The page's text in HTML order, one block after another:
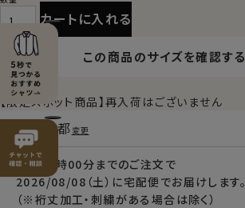
カートに入れる
この商品のサイズを確認する
【限定スポット商品】再入荷はございません
本日13時00分 までのご注文で
2026/08/08（土） に宅配便 でお届けします。
（※裄丈加工・刺繍がある場合は除く）
東京都 変更